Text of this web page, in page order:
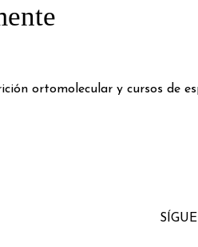
ortomolecular y cursos de